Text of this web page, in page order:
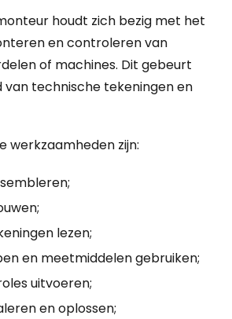
houdt zich bezig met het
en controleren van
of machines. Dit gebeurt
van technische tekeningen en
werkzaamheden zijn:
lezen;
en meetmiddelen gebruiken;
uitvoeren;
en oplossen;